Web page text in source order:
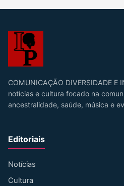
COMUNICAÇÃO DIVERSIDADE E
notícias e cultura focado na
ancestralidade, saúde, música e
Editoriais
Notícias
Cultura